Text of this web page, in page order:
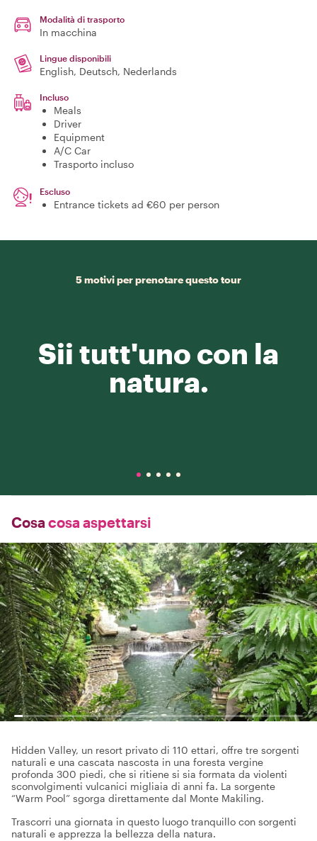
Modalità di trasporto
In macchina
Lingue disponibili
English, Deutsch, Nederlands
Incluso
Meals
Driver
Equipment
A/C Car
Trasporto incluso
Escluso
Entrance tickets ad €60 per person
5 motivi per prenotare questo tour
Sii tutt'uno con la
natura.
Cosa cosa aspettarsi
Hidden Valley, un resort privato di 110 ettari, offre tre sorgenti
naturali e una cascata nascosta in una foresta vergine
profonda 300 piedi, che si ritiene si sia formata da violenti
sconvolgimenti vulcanici migliaia di anni fa. La sorgente
“Warm Pool” sgorga direttamente dal Monte Makiling.
Trascorri una giornata in questo luogo tranquillo con sorgenti
naturali e apprezza la bellezza della natura.